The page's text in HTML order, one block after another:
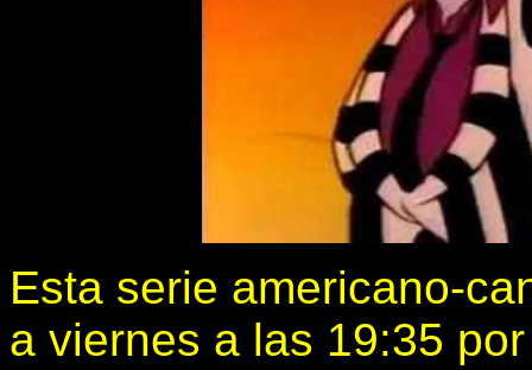
Esta serie americano-
a viernes a las 19:35